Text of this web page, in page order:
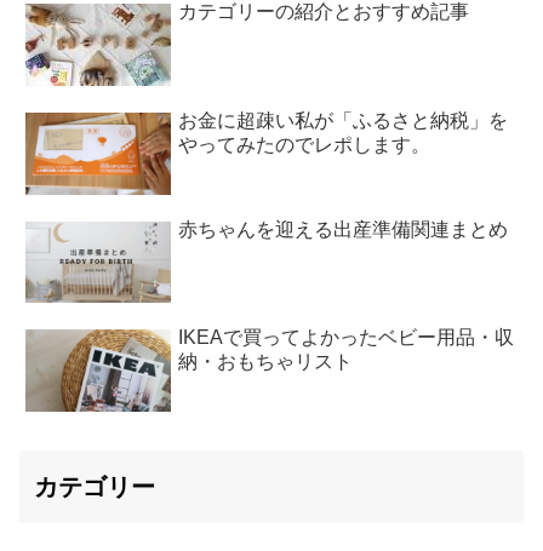
カテゴリーの紹介とおすすめ記事
お金に超疎い私が「ふるさと納税」を
やってみたのでレポします。
赤ちゃんを迎える出産準備関連まとめ
IKEAで買ってよかったベビー用品・収
納・おもちゃリスト
カテゴリー